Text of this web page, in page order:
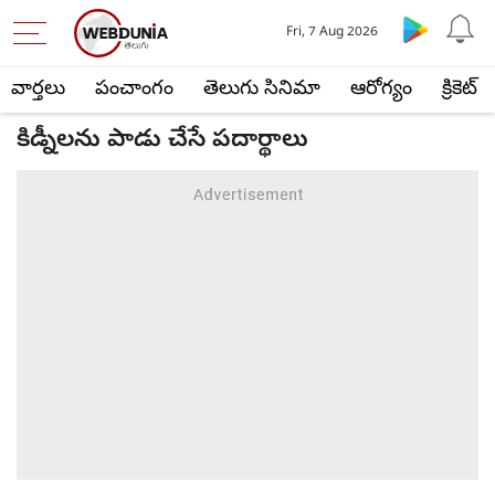
వార్తలు పంచాంగం తెలుగు సినిమా ఆరోగ్యం క్రికెట్
Fri, 7 Aug 2026
కిడ్నీలను పాడు చేసే పదార్థాలు